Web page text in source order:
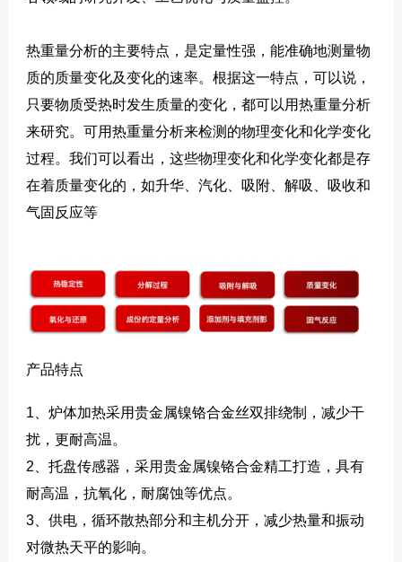
热重量分析的主要特点，是定量性强，能准确地测量物
质的质量变化及变化的速率。根据这一特点，可以说，
只要物质受热时发生质量的变化，都可以用热重量分析
来研究。可用热重量分析来检测的物理变化和化学变化
过程。我们可以看出，这些物理变化和化学变化都是存
在着质量变化的，如升华、汽化、吸附、解吸、吸收和
气固反应等
产品特点
1、炉体加热采用贵金属镍铬合金丝双排绕制，减少干
扰，更耐高温。
2、托盘传感器，采用贵金属镍铬合金精工打造，具有
耐高温，抗氧化，耐腐蚀等优点。
3、供电，循环散热部分和主机分开，减少热量和振动
对微热天平的影响。